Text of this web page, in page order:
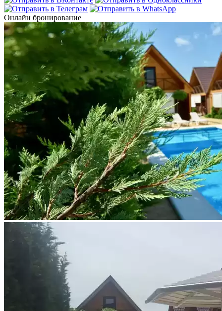
Онлайн бронирование